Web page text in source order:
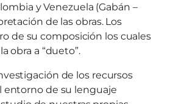
y Venezuela (Gabán –
de las obras. Los
de su composición los cuales
obra a “dueto”.
de los recursos
entorno de su lenguaje